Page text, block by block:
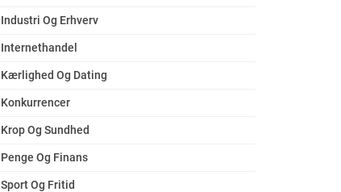
Industri Og Erhverv
Internethandel
Kærlighed Og Dating
Konkurrencer
Krop Og Sundhed
Penge Og Finans
Sport Og Fritid